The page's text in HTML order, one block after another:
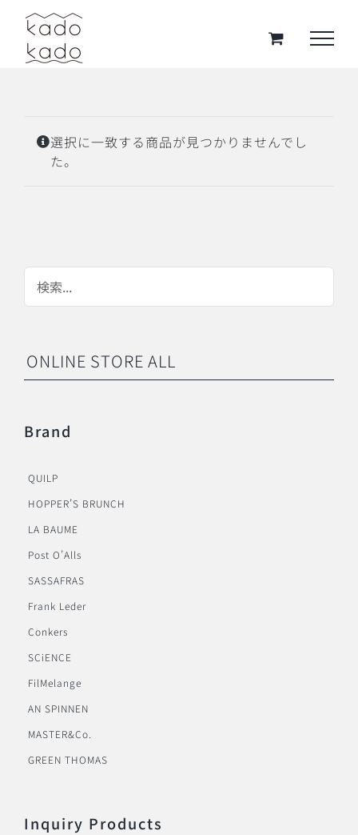
Skip
content
選択に一致する商品が見つかりませんでし
た。
ONLINE STORE ALL
Brand
QUILP
HOPPER’S BRUNCH
LA BAUME
Post O’Alls
SASSAFRAS
Frank Leder
Conkers
SCiENCE
FilMelange
AN SPINNEN
MASTER&Co.
GREEN THOMAS
Inquiry Products